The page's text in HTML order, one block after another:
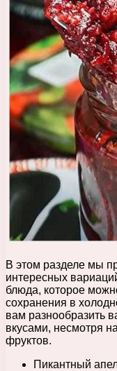
В этом разделе мы
интересных
блюда, которое
сохранения в
вам разнообразить
вкусами, несмотря
фруктов.
Пикантный